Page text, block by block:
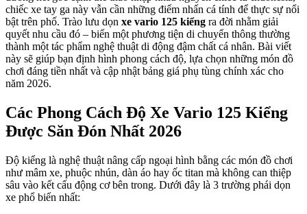
chiếc xe tay ga này vẫn cần những điểm nhấn cá tính để thực sự nổi
bật trên phố. Trào lưu dọn xe vario 125 kiểng ra đời nhằm giải
quyết nhu cầu đó – biến một phương tiện di chuyển thông thường
thành một tác phẩm nghệ thuật di động đậm chất cá nhân. Bài viết
này sẽ giúp bạn định hình phong cách độ, lựa chọn những món đồ
chơi đáng tiền nhất và cập nhật bảng giá phụ tùng chính xác cho
năm 2026.
Các Phong Cách Độ Xe Vario 125 Kiểng
Được Săn Đón Nhất 2026
Độ kiểng là nghệ thuật nâng cấp ngoại hình bằng các món đồ chơi
như mâm xe, phuộc nhún, dàn áo hay ốc titan mà không can thiệp
sâu vào kết cấu động cơ bên trong. Dưới đây là 3 trường phái dọn
xe phổ biến nhất: